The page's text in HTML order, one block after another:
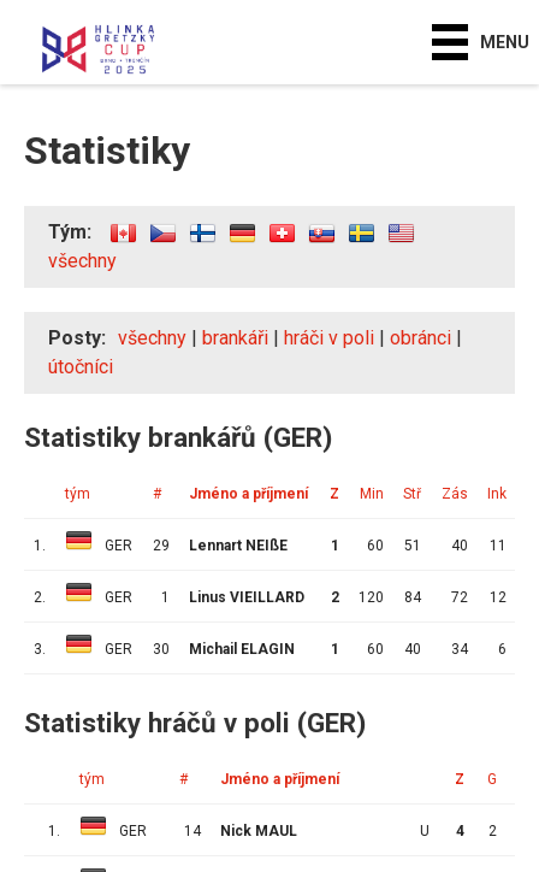
MENU
Statistiky
Tým:
všechny
Posty: všechny | brankáři | hráči v poli | obránci |
útočníci
Statistiky brankářů (GER)
tým # Jméno a příjmení Z Min Stř Zás Ink
1. GER 29 Lennart NEIßE 1 60 51 40 11
2. GER 1 Linus VIEILLARD 2 120 84 72 12
3. GER 30 Michail ELAGIN 1 60 40 34 6
Statistiky hráčů v poli (GER)
tým # Jméno a příjmení Z G
1. GER 14 Nick MAUL U 4 2